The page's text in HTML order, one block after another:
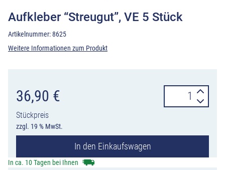
Aufkleber “Streugut”, VE 5 Stück
Artikelnummer:8625
Weitere Informationen zum Produkt
36,90 €
Stückpreis
zzgl. 19 % MwSt.
Aufkleber
"Streugut",
5
In den Einkaufswagen
In ca. 10 Tagen bei Ihnen